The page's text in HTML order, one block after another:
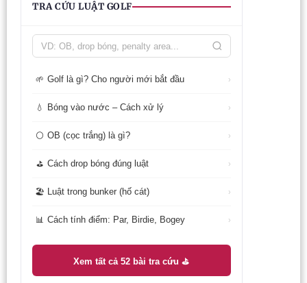
TRA CỨU LUẬT GOLF
🌱 Golf là gì? Cho người mới bắt đầu ›
💧 Bóng vào nước – Cách xử lý ›
⚪ OB (cọc trắng) là gì? ›
⛳ Cách drop bóng đúng luật ›
🏖️ Luật trong bunker (hố cát) ›
📊 Cách tính điểm: Par, Birdie, Bogey ›
Xem tất cả 52 bài tra cứu ⛳